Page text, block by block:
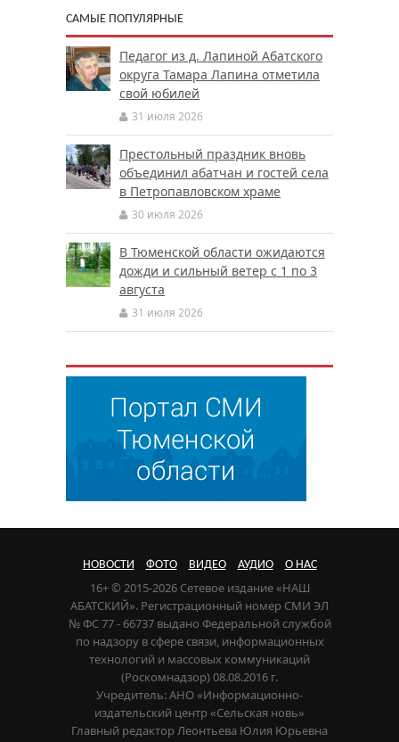
САМЫЕ ПОПУЛЯРНЫЕ
Педагог из д. Лапиной Абатского
округа Тамара Лапина отметила
свой юбилей
31 июля 2026
Престольный праздник вновь
объединил абатчан и гостей села
в Петропавловском храме
30 июля 2026
В Тюменской области ожидаются
дожди и сильный ветер с 1 по 3
августа
31 июля 2026
НОВОСТИ ФОТО ВИДЕО АУДИО О НАС
16+ © 2015-2026 Сетевое издание «НАШ
АБАТСКИЙ». Регистрационный номер СМИ ЭЛ
№ ФС 77 - 66737 выдано Федеральной службой
по надзору в сфере связи, информационных
технологий и массовых коммуникаций
(Роскомнадзор) 08.08.2016 г.
Учредитель: АНО «Информационно-
издательский центр «Сельская новь»
Главный редактор Леонтьева Юлия Юрьевна